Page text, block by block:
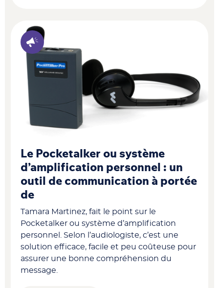
Le Pocketalker ou système
d’amplification personnel : un
outil de communication à portée
de
Tamara Martinez, fait le point sur le
Pocketalker ou système d’amplification
personnel. Selon l’audiologiste, c’est une
solution efficace, facile et peu coûteuse pour
assurer une bonne compréhension du
message.